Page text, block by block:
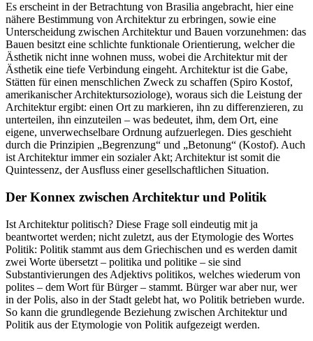
Es erscheint in der Betrachtung von Brasilia angebracht, hier eine
nähere Bestimmung von Architektur zu erbringen, sowie eine
Unterscheidung zwischen Architektur und Bauen vorzunehmen: das
Bauen besitzt eine schlichte funktionale Orientierung, welcher die
Ästhetik nicht inne wohnen muss, wobei die Architektur mit der
Ästhetik eine tiefe Verbindung eingeht. Architektur ist die Gabe,
Stätten für einen menschlichen Zweck zu schaffen (Spiro Kostof,
amerikanischer Architektursoziologe), woraus sich die Leistung der
Architektur ergibt: einen Ort zu markieren, ihn zu differenzieren, zu
unterteilen, ihn einzuteilen – was bedeutet, ihm, dem Ort, eine
eigene, unverwechselbare Ordnung aufzuerlegen. Dies geschieht
durch die Prinzipien „Begrenzung“ und „Betonung“ (Kostof). Auch
ist Architektur immer ein sozialer Akt; Architektur ist somit die
Quintessenz, der Ausfluss einer gesellschaftlichen Situation.
Der Konnex zwischen Architektur und Politik
Ist Architektur politisch? Diese Frage soll eindeutig mit ja
beantwortet werden; nicht zuletzt, aus der Etymologie des Wortes
Politik: Politik stammt aus dem Griechischen und es werden damit
zwei Worte übersetzt – politika und politike – sie sind
Substantivierungen des Adjektivs politikos, welches wiederum von
polites – dem Wort für Bürger – stammt. Bürger war aber nur, wer
in der Polis, also in der Stadt gelebt hat, wo Politik betrieben wurde.
So kann die grundlegende Beziehung zwischen Architektur und
Politik aus der Etymologie von Politik aufgezeigt werden.